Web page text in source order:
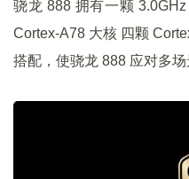
骁龙 888 拥有一颗
Cortex-A78 大核 四颗
搭配，使骁龙 888 应对多场